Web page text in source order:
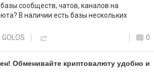
сообществ, чатов, каналов на
В наличии есть базы нескольких
0
Обменивайте криптовалюту удобно и